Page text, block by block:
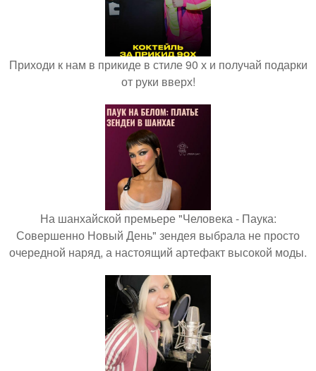
Приходи к нам в прикиде в стиле 90 х и получай подарки
от руки вверх!
На шанхайской премьере "Человека - Паука:
Совершенно Новый День" зендея выбрала не просто
очередной наряд, а настоящий артефакт высокой моды.